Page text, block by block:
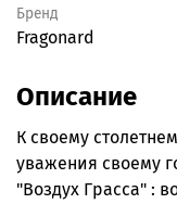
Бренд
Fragonard
Описание
К своему
уважения своему
"Воздух Грасса" :